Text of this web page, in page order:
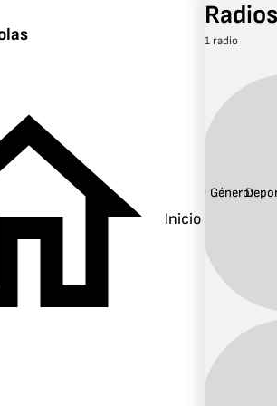
Inicio
1 radio
Género: